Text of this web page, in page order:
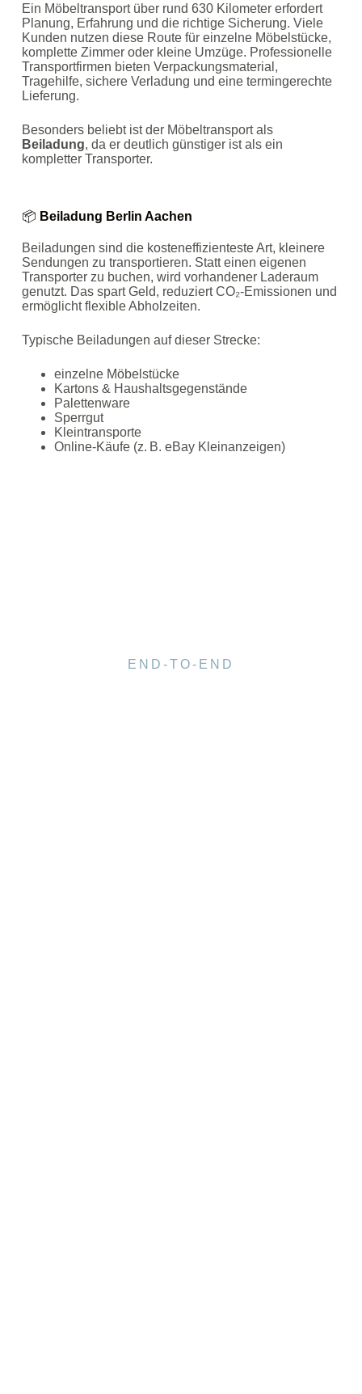
Ein Möbeltransport über rund 630 Kilometer erfordert
Planung, Erfahrung und die richtige Sicherung. Viele
Kunden nutzen diese Route für einzelne Möbelstücke,
komplette Zimmer oder kleine Umzüge. Professionelle
Transportfirmen bieten Verpackungsmaterial,
Tragehilfe, sichere Verladung und eine termingerechte
Lieferung.
Besonders beliebt ist der Möbeltransport als
Beiladung, da er deutlich günstiger ist als ein
kompletter Transporter.
📦 Beiladung Berlin Aachen
Beiladungen sind die kosteneffizienteste Art, kleinere
Sendungen zu transportieren. Statt einen eigenen
Transporter zu buchen, wird vorhandener Laderaum
genutzt. Das spart Geld, reduziert CO₂‑Emissionen und
ermöglicht flexible Abholzeiten.
Typische Beiladungen auf dieser Strecke:
einzelne Möbelstücke
Kartons & Haushaltsgegenstände
Palettenware
Sperrgut
Kleintransporte
Online‑Käufe (z. B. eBay Kleinanzeigen)
END-TO-END